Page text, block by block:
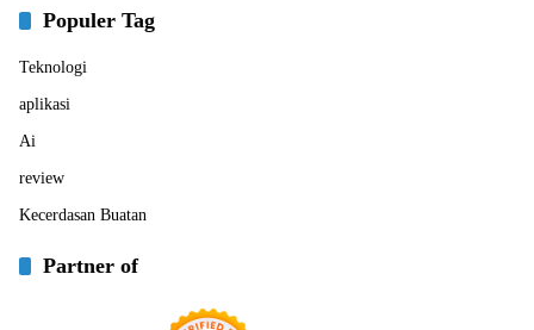
Populer Tag
Teknologi
aplikasi
Ai
review
Kecerdasan Buatan
Partner of